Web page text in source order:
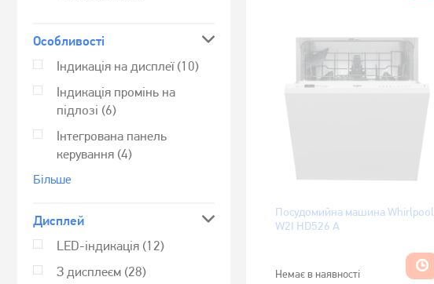
Особливості
Індикація на дисплеї (10)
Індикація промінь на
підлозі (6)
Інтегрована панель
керування (4)
Бiльше
Дисплей
LED-індикація (12)
З дисплеєм (28)
Посудомийна машина Whirlpool
W2I HD526 A
Немає в наявності